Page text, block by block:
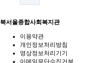
북서울종합사회복지관
이용약관
개인정보처리방침
영상정보처리기기
이메일무단수집거부